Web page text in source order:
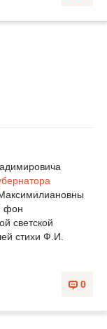
фон
светской
стихи Ф.И.
0